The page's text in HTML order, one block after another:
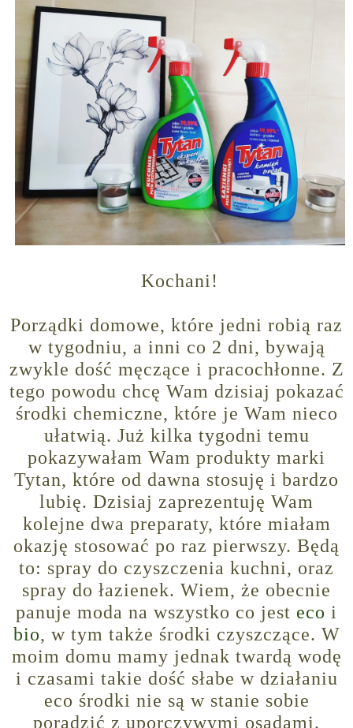
Kochani!
Porządki domowe, które jedni robią raz
w tygodniu, a inni co 2 dni, bywają
zwykle dość męczące i pracochłonne. Z
tego powodu chcę Wam dzisiaj pokazać
środki chemiczne, które je Wam nieco
ułatwią. Już kilka tygodni temu
pokazywałam Wam produkty marki
Tytan, które od dawna stosuję i bardzo
lubię. Dzisiaj zaprezentuję Wam
kolejne dwa preparaty, które miałam
okazję stosować po raz pierwszy. Będą
to: spray do czyszczenia kuchni, oraz
spray do łazienek. Wiem, że obecnie
panuje moda na wszystko co jest eco i
bio, w tym także środki czyszczące. W
moim domu mamy jednak twardą wodę
i czasami takie dość słabe w działaniu
eco środki nie są w stanie sobie
poradzić z uporczywymi osadami.